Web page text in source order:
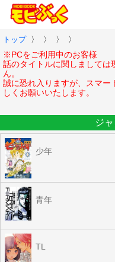
トップ 〉 〉 〉 〉
※PCをご利用中のお客様
話のタイトルに関しましては
ん。
誠に恐れ入りますが、スマー
しくお願いいたします。
ジ
少年
青年
TL